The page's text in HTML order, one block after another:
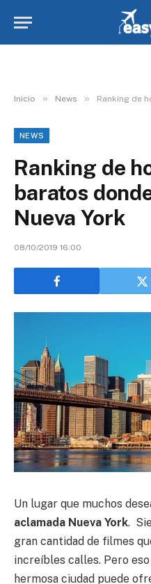
Inicio » News » Ranking de
NEWS
Ranking de
baratos
Nueva York
08/10/2019 16:00
Un lugar que muchos
aclamada Nueva York.
gran cantidad de filmes
increíbles calles. Pero
hermosa ciudad puede